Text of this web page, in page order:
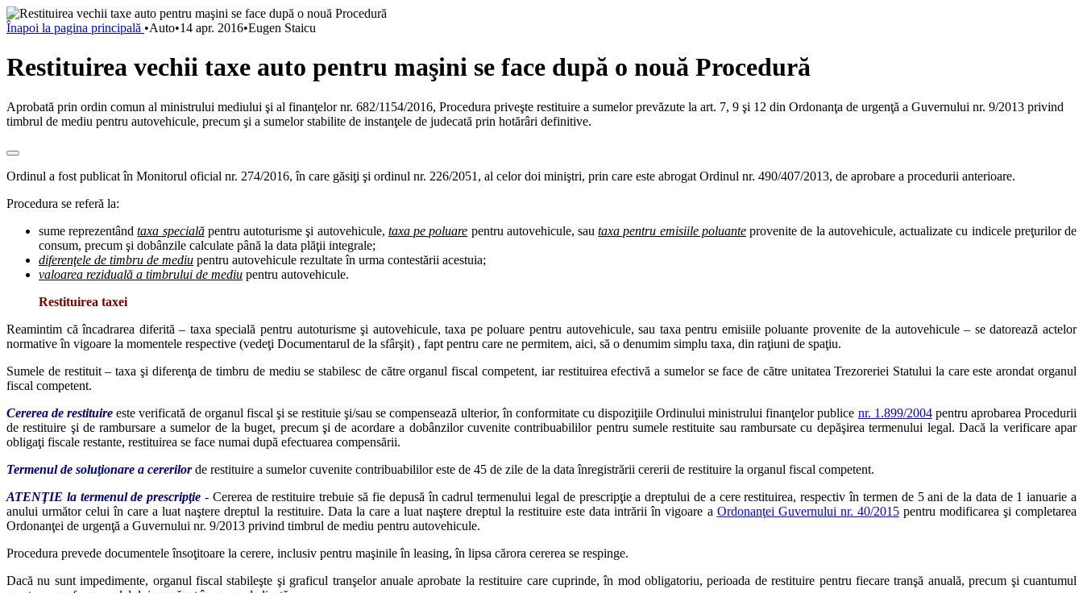
Înapoi la pagina principală •Auto•14 apr. 2016•Eugen Staicu
Restituirea vechii taxe auto pentru maşini se face după o nouă Procedură
Aprobată prin ordin comun al ministrului mediului şi al finanţelor nr. 682/1154/2016, Procedura priveşte restituire a sumelor prevăzute la art. 7, 9 şi 12 din Ordonanţa de urgenţă a Guvernului nr. 9/2013 privind
timbrul de mediu pentru autovehicule, precum şi a sumelor stabilite de instanţele de judecată prin hotărâri definitive.
Ordinul a fost publicat în Monitorul oficial nr. 274/2016, în care găsiţi şi ordinul nr. 226/2051, al celor doi miniştri, prin care este abrogat Ordinul nr. 490/407/2013, de aprobare a procedurii anterioare.
Procedura se referă la:
sume reprezentândtaxa specialăpentru autoturisme şi autovehicule, taxa pe poluare pentru autovehicule, sautaxa pentru emisiile poluanteprovenite de la autovehicule, actualizate cu indicele preţurilor de
consum, precum şi dobânzile calculate până la data plăţii integrale;
diferenţele de timbru de mediu pentru autovehicule rezultate în urma contestării acestuia;
valoarea reziduală a timbrului de mediu pentru autovehicule.
Restituirea taxei
Reamintim că încadrarea diferită – taxa specială pentru autoturisme şi autovehicule, taxa pe poluare pentru autovehicule, sau taxa pentru emisiile poluante provenite de la autovehicule – se datorează actelor
normative în vigoare la momentele respective (vedeţi Documentarul de la sfârşit) , fapt pentru care ne permitem, aici, să o denumim simplu taxa, din raţiuni de spaţiu.
Sumele de restituit – taxa şi diferenţa de timbru de mediu se stabilesc de către organul fiscal competent, iar restituirea efectivă a sumelor se face de către unitatea Trezoreriei Statului la care este arondat organul
fiscal competent.
Cererea de restituire este verificată de organul fiscal şi se restituie şi/sau se compensează ulterior, în conformitate cu dispoziţiile Ordinului ministrului finanţelor publice nr. 1.899/2004pentru aprobarea Procedurii
de restituire şi de rambursare a sumelor de la buget, precum şi de acordare a dobânzilor cuvenite contribuabililor pentru sumele restituite sau rambursate cu depăşirea termenului legal. Dacă la verificare apar
obligaţi fiscale restante, restituirea se face numai după efectuarea compensării.
Termenul de soluţionare a cererilor de restituire a sumelor cuvenite contribuabililor este de 45 de zile de la data înregistrării cererii de restituire la organul fiscal competent.
ATENŢIE la termenul de prescripţie - Cererea de restituire trebuie să fie depusă în cadrul termenului legal de prescripţie a dreptului de a cere restituirea, respectiv în termen de 5 ani de la data de 1 ianuarie a
anului următor celui în care a luat naştere dreptul la restituire. Data la care a luat naştere dreptul la restituire este data intrării în vigoare a Ordonanţei Guvernului nr. 40/2015pentru modificarea şi completarea
Ordonanţei de urgenţă a Guvernului nr. 9/2013 privind timbrul de mediu pentru autovehicule.
Procedura prevede documentele însoţitoare la cerere, inclusiv pentru maşinile în leasing, în lipsa cărora cererea se respinge.
Dacă nu sunt impedimente, organul fiscal stabileşte şi graficul tranşelor anuale aprobate la restituire care cuprinde, în mod obligatoriu, perioada de restituire pentru fiecare tranşă anuală, precum şi cuantumul